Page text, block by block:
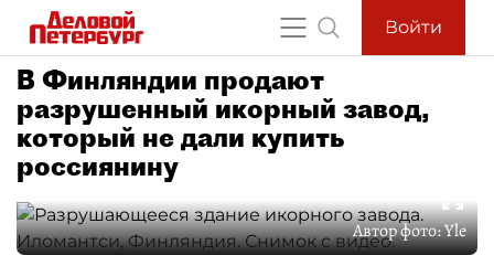
Войти
В Финляндии продают
разрушенный икорный завод,
который не дали купить
россиянину
Автор фото:Yle